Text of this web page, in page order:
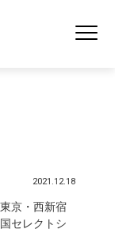
2021.12.18
京・西新宿
セレクトシ